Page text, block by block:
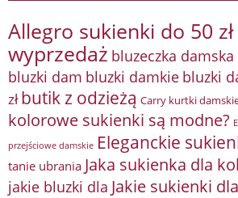
Allegro sukienki do 50 zł
wyprzedaż bluzeczka damska
bluzki dam bluzki damkie bluzki
zł butik z odzieżą Carry kurtki
kolorowe sukienki są modne?
przejściowe damskie Eleganckie
tanie ubrania Jaka sukienka dla
jakie bluzki dla Jakie sukienki